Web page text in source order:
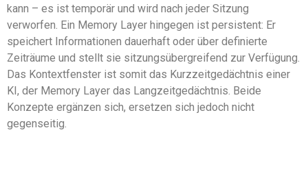
kann – es ist temporär und wird nach jeder Sitzung
verworfen. Ein Memory Layer hingegen ist persistent: Er
speichert Informationen dauerhaft oder über definierte
Zeiträume und stellt sie sitzungsübergreifend zur Verfügung.
Das Kontextfenster ist somit das Kurzzeitgedächtnis einer
KI, der Memory Layer das Langzeitgedächtnis. Beide
Konzepte ergänzen sich, ersetzen sich jedoch nicht
gegenseitig.